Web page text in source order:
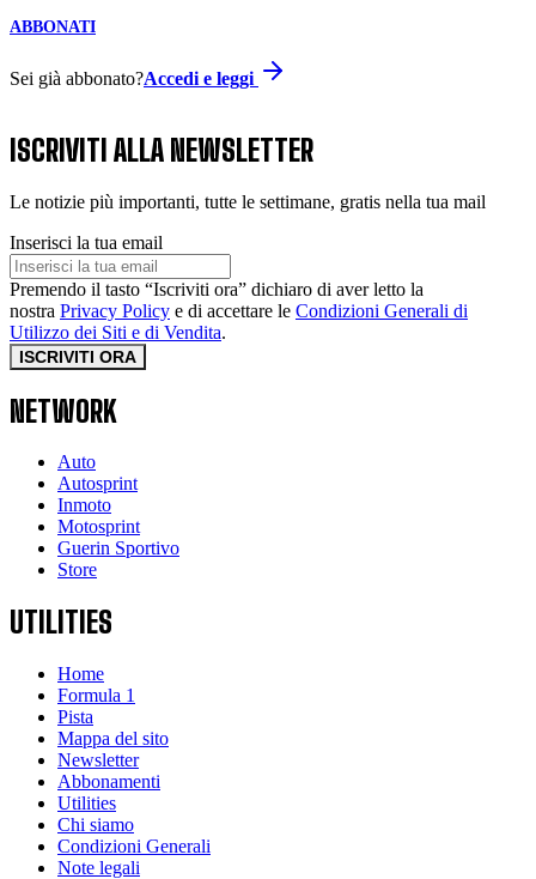
ABBONATI
Sei già abbonato?Accedi e leggi
ISCRIVITI ALLA NEWSLETTER
Le notizie più importanti, tutte le settimane, gratis nella tua mail
Inserisci la tua email
Premendo il tasto “Iscriviti ora” dichiaro di aver letto la
nostra Privacy Policy e di accettare le Condizioni Generali di
Utilizzo dei Siti e di Vendita.
ISCRIVITI ORA
NETWORK
Auto
Autosprint
Inmoto
Motosprint
Guerin Sportivo
Store
UTILITIES
Home
Formula 1
Pista
Mappa del sito
Newsletter
Abbonamenti
Utilities
Chi siamo
Condizioni Generali
Note legali